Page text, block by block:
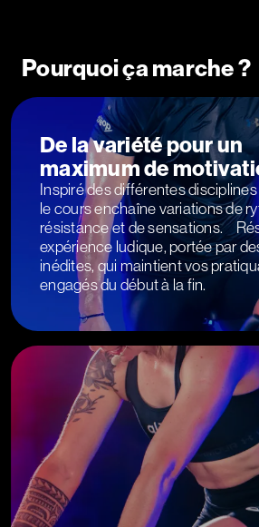
Pourquoi ça marche ?
De la variété pour un
maximum de
Inspiré des différentes
le cours enchaîne variations de
résistance et de sensations.
expérience ludique, portée par
inédites, qui maintient vos
engagés du début à la fin.